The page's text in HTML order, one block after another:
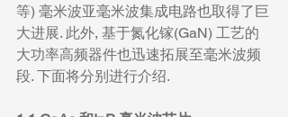
等) 毫米波亚毫米波集成电路也取得了巨
大进展. 此外, 基于氮化镓(GaN) 工艺的
大功率高频器件也迅速拓展至毫米波频
段. 下面将分别进行介绍.